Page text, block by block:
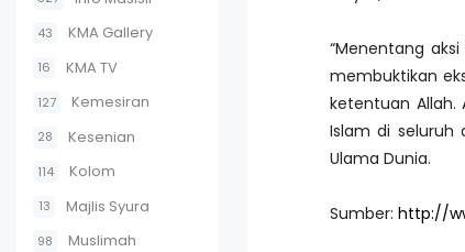
43 KMA Gallery
16 KMA TV
127 Kemesiran
28 Kesenian
114 Kolom
13 Majlis Syura
98 Muslimah
“Menentang
membuktikan
ketentuan Allah.
Islam di seluruh
Ulama Dunia.
Sumber:http://